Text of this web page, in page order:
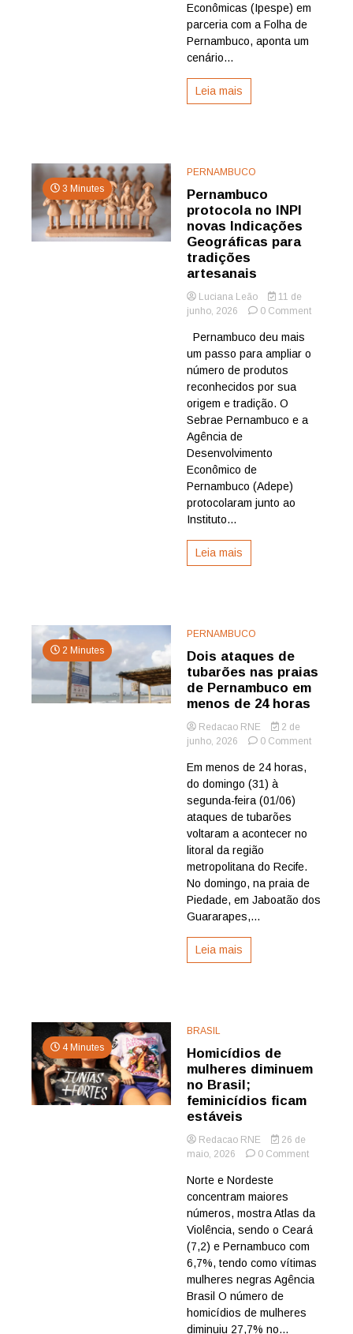
o
Econômicas (Ipespe) em
parceria com a Folha de
Pernambuco, aponta um
cenário...
Leia mais
3 Minutes
PERNAMBUCO
Pernambuco
protocola no INPI
novas Indicações
Geográficas para
tradições
artesanais
Luciana Leão
11 de
junho, 2026
0 Commenton
no
Pernambuco deu mais
um passo para ampliar o
número de produtos
reconhecidos por sua
origem e tradição. O
Sebrae Pernambuco e a
Agência de
Desenvolvimento
Econômico de
Pernambuco (Adepe)
protocolaram junto ao
Instituto...
Leia mais
2 Minutes
PERNAMBUCO
Dois ataques de
tubarões nas praias
de Pernambuco em
menos de 24 horas
Redacao RNE
2 de
junho, 2026
0 Commenton
de
Em menos de 24 horas,
do domingo (31) à
segunda-feira (01/06)
ataques de tubarões
voltaram a acontecer no
litoral da região
metropolitana do Recife.
No domingo, na praia de
Piedade, em Jaboatão dos
Guararapes,...
Leia mais
4 Minutes
BRASIL
Homicídios de
mulheres diminuem
no Brasil;
feminicídios ficam
estáveis
Redacao RNE
26 de
maio, 2026
0 Commenton
diminuem
no
ficam
estáveis
Norte e Nordeste
concentram maiores
números, mostra Atlas da
Violência, sendo o Ceará
(7,2) e Pernambuco com
6,7%, tendo como vítimas
mulheres negras Agência
Brasil O número de
homicídios de mulheres
diminuiu 27,7% no...